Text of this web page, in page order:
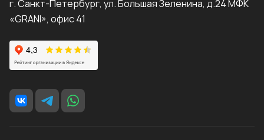
г. Санкт-Петербург, ул. Большая Зеленина, д.24 МФК
«GRANI», офис 41